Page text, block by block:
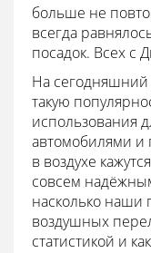
больше не
всегда
посадок. Всех
На
такую
использования
автомобилями и
в воздухе
совсем
насколько наши
воздушных
статистикой и